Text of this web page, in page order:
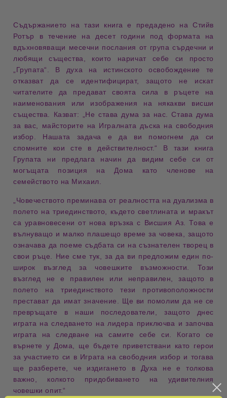
Съдържанието на тази книга е предадено наСтийв
Ротър
в течение на десет години под формата на
вдъхновяващи месечни послания от групасърдечни и
любящи същества
, които наричат себе си просто
„Групата“
. В духа на истинското освобождение
те
отказват да се идентифицират, защото не искат
читателите да предават своята сила
в ръцете на
наименования
или изображения на някакви висши
същества . Казват: „Не става дума за нас. Става дума
за вас
майсторите на Игралната дъска на свободния
избор
. Нашата задача е да ви помогнем да си
спомните кои сте в действителност.“ В тази книга
Групата
ни предлага начин да видим себе си
от
могъщата позиция на Дома
като членове на
семейството на Михаил
Човечеството преминава от реалността на дуализма в
полето натриединството , където светлината и мракът
са уравновесени от нова връзка с Висшия Аз . Това е
вълнуващо и малко плашещо време за човека, защото
означава да поеме съдбата си насъзнателен творец в
свои ръце. Ние сме тук, за да ви предложим един по-
широк възглед за човешките възможности . Този
възглед не е правилен или неправилен , защото в
полето натриединството тези противоположности
престават да имат значение. Ще ви помолим да не се
превръщате в наши последователи
, защото днес
играта наследването на лидера приключва и започва
играта наследване на самите себе си . Когато се
върнете у Дома , ще бъдете приветствани като герои
за участието си в Играта на свободния избор и тогава
ще разберете, че издигането в Духа
не е толкова
важно, колкото придобиването на удивителния
човешки опит.“